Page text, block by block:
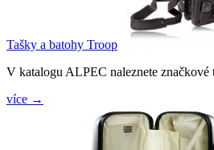
Tašky a batohy Troop
V katalogu ALPEC naleznete
více →